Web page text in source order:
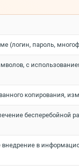
(логин, пароль,
с
копирования,
бесперебойной
в